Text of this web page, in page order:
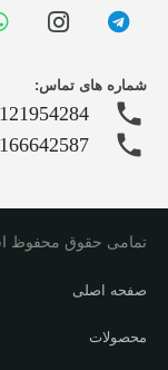
شماره های تماس:
phone
phone
تمامی حقوق محفوظ
صفحه اصلی
محصولات